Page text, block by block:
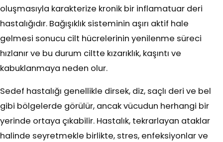
oluşmasıyla karakterize kronik bir inflamatuar deri
hastalığıdır. Bağışıklık sisteminin aşırı aktif hale
gelmesi sonucu cilt hücrelerinin yenilenme süreci
hızlanır ve bu durum ciltte kızarıklık, kaşıntı ve
kabuklanmaya neden olur.
Sedef hastalığı genellikle dirsek, diz, saçlı deri ve bel
gibi bölgelerde görülür, ancak vücudun herhangi bir
yerinde ortaya çıkabilir. Hastalık, tekrarlayan ataklar
halinde seyretmekle birlikte, stres, enfeksiyonlar ve